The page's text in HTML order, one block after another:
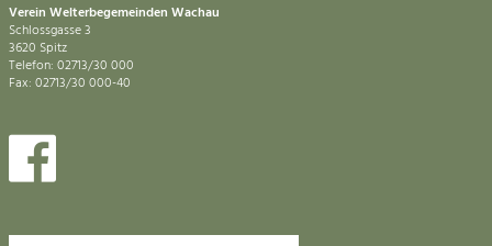
Verein Welterbegemeinden Wachau
Schlossgasse 3
3620 Spitz
Telefon: 02713/30 000
Fax: 02713/30 000-40